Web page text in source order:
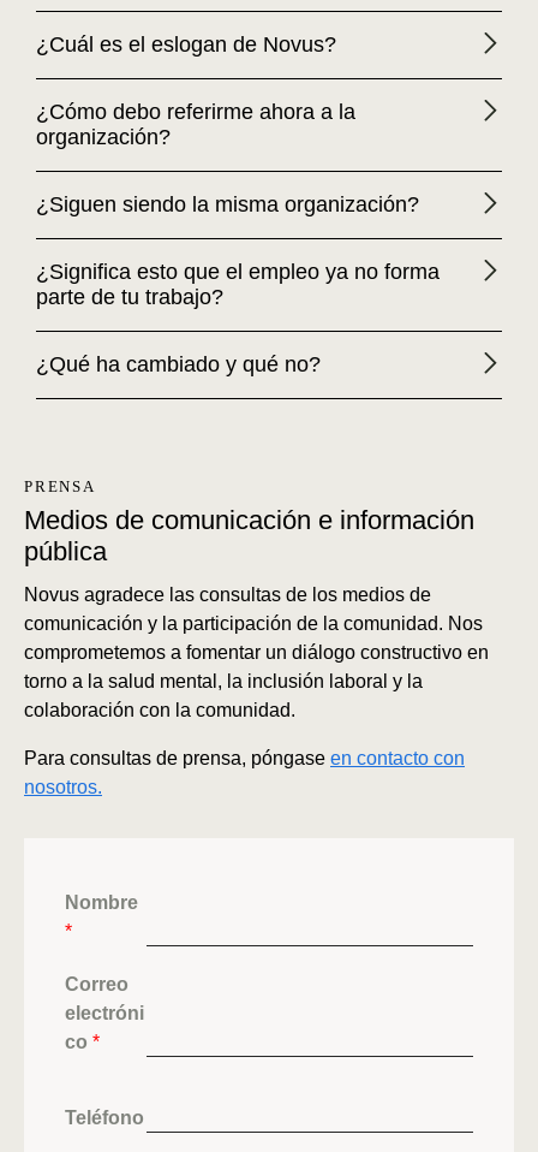
¿Cuál es el eslogan de Novus?
¿Cómo debo referirme ahora a la
organización?
¿Siguen siendo la misma organización?
¿Significa esto que el empleo ya no forma
parte de tu trabajo?
¿Qué ha cambiado y qué no?
PRENSA
Medios de comunicación e información
pública
Novus agradece las consultas de los medios de
comunicación y la participación de la comunidad. Nos
comprometemos a fomentar un diálogo constructivo en
torno a la salud mental, la inclusión laboral y la
colaboración con la comunidad.
Para consultas de prensa, póngase en contacto con
nosotros.
Nombre
*
Correo
electróni
co *
Teléfono